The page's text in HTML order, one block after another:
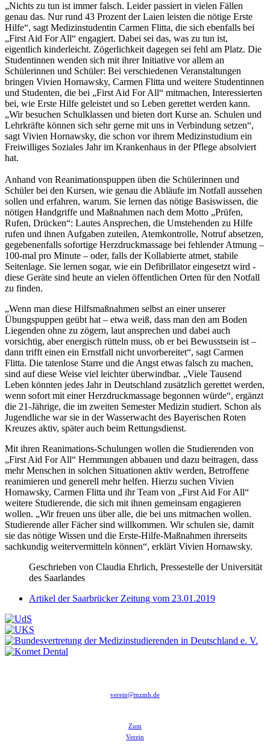
„Nichts zu tun ist immer falsch. Leider passiert in vielen Fällen
genau das. Nur rund 43 Prozent der Laien leisten die nötige Erste
Hilfe“, sagt Medizinstudentin Carmen Flitta, die sich ebenfalls bei
„First Aid For All“ engagiert. Dabei sei das, was zu tun ist,
eigentlich kinderleicht. Zögerlichkeit dagegen sei fehl am Platz. Die
Studentinnen wenden sich mit ihrer Initiative vor allem an
Schülerinnen und Schüler: Bei verschiedenen Veranstaltungen
bringen Vivien Hornawsky, Carmen Flitta und weitere Studentinnen
und Studenten, die bei „First Aid For All“ mitmachen, Interessierten
bei, wie Erste Hilfe geleistet und so Leben gerettet werden kann.
„Wir besuchen Schulklassen und bieten dort Kurse an. Schulen und
Lehrkräfte können sich sehr gerne mit uns in Verbindung setzen“,
sagt Vivien Hornawsky, die schon vor ihrem Medizinstudium ein
Freiwilliges Soziales Jahr im Krankenhaus in der Pflege absolviert
hat.
Anhand von Reanimationspuppen üben die Schülerinnen und
Schüler bei den Kursen, wie genau die Abläufe im Notfall aussehen
sollen und erfahren, warum. Sie lernen das nötige Basiswissen, die
nötigen Handgriffe und Maßnahmen nach dem Motto „Prüfen,
Rufen, Drücken“: Lautes Ansprechen, die Umstehenden zu Hilfe
rufen und ihnen Aufgaben zuteilen, Atemkontrolle, Notruf absetzen,
gegebenenfalls sofortige Herzdruckmassage bei fehlender Atmung –
100-mal pro Minute – oder, falls der Kollabierte atmet, stabile
Seitenlage. Sie lernen sogar, wie ein Defibrillator eingesetzt wird -
diese Geräte sind heute an vielen öffentlichen Orten für den Notfall
zu finden.
„Wenn man diese Hilfsmaßnahmen selbst an einer unserer
Übungspuppen geübt hat – etwa weiß, dass man den am Boden
Liegenden ohne zu zögern, laut ansprechen und dabei auch
vorsichtig, aber energisch rütteln muss, ob er bei Bewusstsein ist –
dann trifft einen ein Ernstfall nicht unvorbereitet“, sagt Carmen
Flitta. Die tatenlose Starre und die Angst etwas falsch zu machen,
sind auf diese Weise viel leichter überwindbar. „Viele Tausend
Leben könnten jedes Jahr in Deutschland zusätzlich gerettet werden,
wenn sofort mit einer Herzdruckmassage begonnen würde“, ergänzt
die 21-Jährige, die im zweiten Semester Medizin studiert. Schon als
Jugendliche war sie in der Wasserwacht des Bayerischen Roten
Kreuzes aktiv, später auch beim Rettungsdienst.
Mit ihren Reanimations-Schulungen wollen die Studierenden von
„First Aid For All“ Hemmungen abbauen und dazu beitragen, dass
mehr Menschen in solchen Situationen aktiv werden, Betroffene
reanimieren und generell mehr helfen. Hierzu suchen Vivien
Hornawsky, Carmen Flitta und ihr Team von „First Aid For All“
weitere Studierende, die sich mit ihnen gemeinsam engagieren
wollen. „Wir freuen uns über alle, die bei uns mitmachen wollen.
Studierende aller Fächer sind willkommen. Wir schulen sie, damit
sie das nötige Wissen und die Erste-Hilfe-Maßnahmen ihrerseits
sachkundig weitervermitteln können“, erklärt Vivien Hornawsky.
Geschrieben von Claudia Ehrlich, Pressestelle der Universität
des Saarlandes
Artikel der Saarbrücker Zeitung vom 23.01.2019
verein@mzmh.de
Zum
Verein